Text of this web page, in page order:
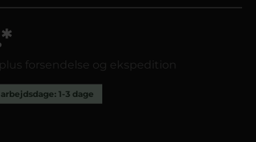
forsendelse og ekspedition
1-3 dage